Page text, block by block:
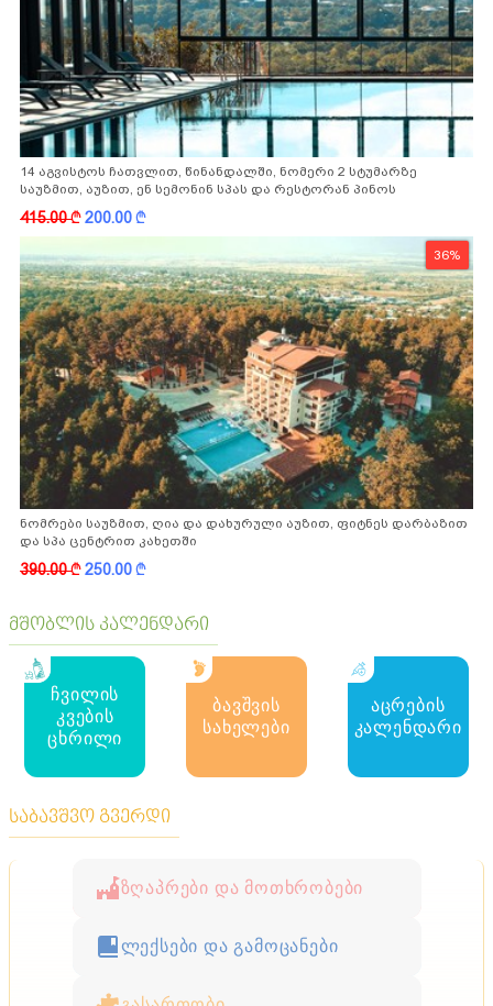
14 აგვისტოს ჩათვლით, წინანდალში, ნომერი 2 სტუმარზე
საუზმით, აუზით, ენ სემონინ სპას და რესტორან პინოს
ფასდაკლებით
415.00k200.00k
36%
ნომრები საუზმით, ღია და დახურული აუზით, ფიტნეს დარბაზით
და სპა ცენტრით კახეთში
390.00k250.00k
მშობლის კალენდარი
ჩვილის
კვების
ცხრილი
ბავშვის
სახელები
აცრების
კალენდარი
საბავშვო გვერდი
ზღაპრები და მოთხრობები
ლექსები და გამოცანები